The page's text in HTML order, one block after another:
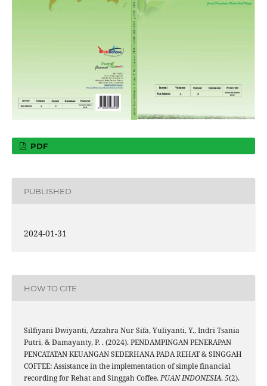
PDF
PUBLISHED
2024-01-31
HOW TO CITE
Silfiyani Dwiyanti, Azzahra Nur Sifa, Yuliyanti, Y., Indri Tsania
Putri, & Damayanty, P. . (2024). PENDAMPINGAN PENERAPAN
PENCATATAN KEUANGAN SEDERHANA PADA REHAT & SINGGAH
COFFEE: Assistance in the implementation of simple financial
recording for Rehat and Singgah Coffee.PUAN INDONESIA,5(2),